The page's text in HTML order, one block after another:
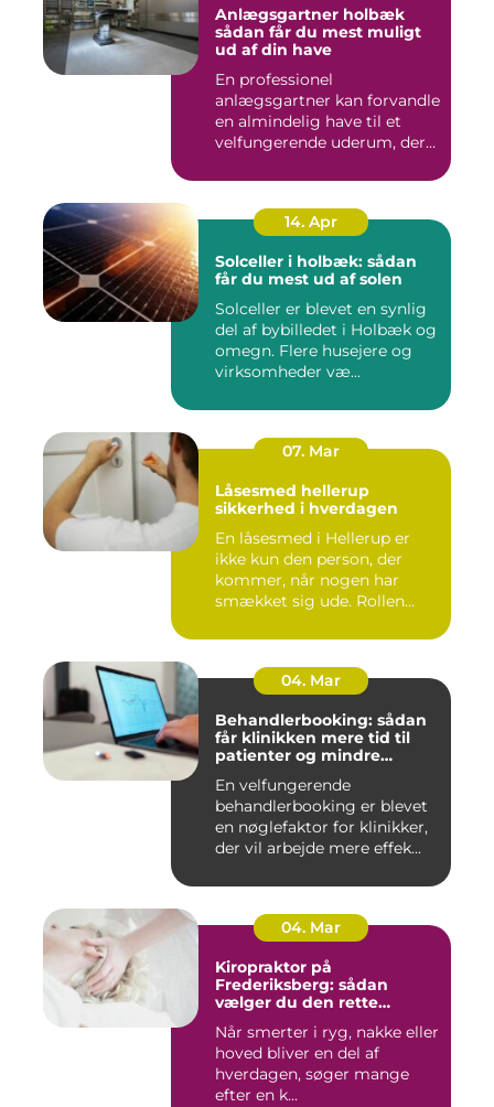
Anlægsgartner holbæk
sådan får du mest muligt
ud af din have
En professionel
anlægsgartner kan forvandle
en almindelig have til et
velfungerende uderum, der
14. Apr
Solceller i holbæk: sådan
får du mest ud af solen
Solceller er blevet en synlig
del af bybilledet i Holbæk og
omegn. Flere husejere og
virksomheder væ...
07. Mar
Låsesmed hellerup
sikkerhed i hverdagen
En låsesmed i Hellerup er
ikke kun den person, der
kommer, når nogen har
smækket sig ude. Rollen
04. Mar
Behandlerbooking: sådan
får klinikken mere tid til
patienter og mindre
En velfungerende
behandlerbooking er blevet
en nøglefaktor for klinikker,
der vil arbejde mere effek...
04. Mar
Kiropraktor på
Frederiksberg: sådan
vælger du den rette
Når smerter i ryg, nakke eller
hoved bliver en del af
hverdagen, søger mange
efter en k...